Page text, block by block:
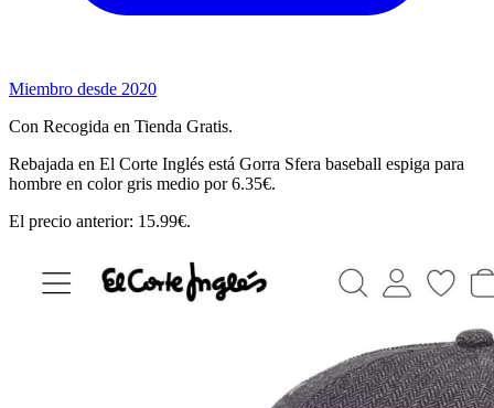
Miembro desde 2020
Con Recogida en Tienda Gratis.
Rebajada en El Corte Inglés está Gorra Sfera baseball espiga para
hombre en color gris medio por 6.35€.
El precio anterior: 15.99€.